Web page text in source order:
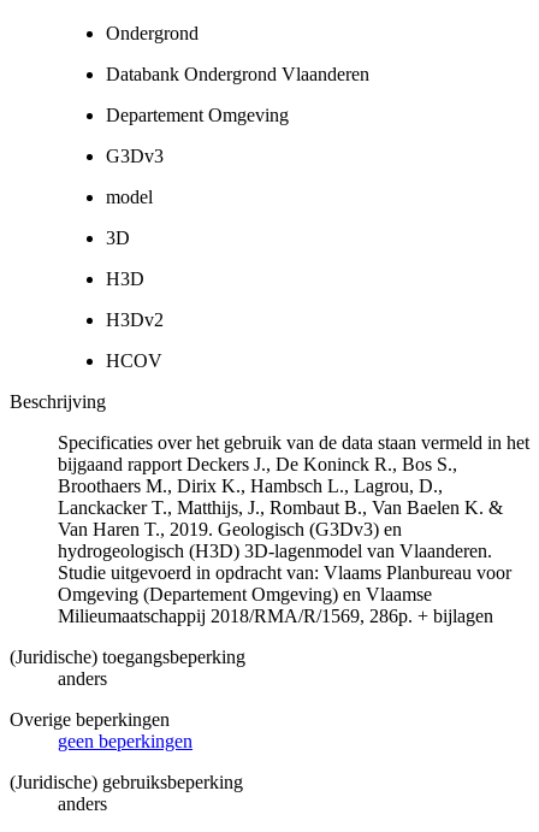
Ondergrond
Databank Ondergrond Vlaanderen
Departement Omgeving
G3Dv3
model
3D
H3D
H3Dv2
HCOV
Beschrijving
Specificaties over het gebruik van de data staan vermeld in het
bijgaand rapport Deckers J., De Koninck R., Bos S.,
Broothaers M., Dirix K., Hambsch L., Lagrou, D.,
Lanckacker T., Matthijs, J., Rombaut B., Van Baelen K. &
Van Haren T., 2019. Geologisch (G3Dv3) en
hydrogeologisch (H3D) 3D-lagenmodel van Vlaanderen.
Studie uitgevoerd in opdracht van: Vlaams Planbureau voor
Omgeving (Departement Omgeving) en Vlaamse
Milieumaatschappij 2018/RMA/R/1569, 286p. + bijlagen
(Juridische) toegangsbeperking
anders
Overige beperkingen
geen beperkingen
(Juridische) gebruiksbeperking
anders